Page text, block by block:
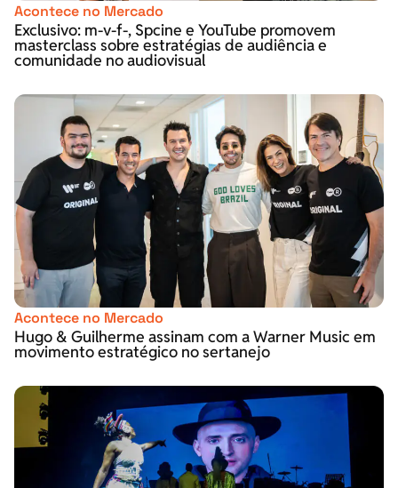
Acontece no Mercado
Exclusivo: m-v-f-, Spcine e YouTube promovem
masterclass sobre estratégias de audiência e
comunidade no audiovisual
Acontece no Mercado
Hugo & Guilherme assinam com a Warner Music em
movimento estratégico no sertanejo